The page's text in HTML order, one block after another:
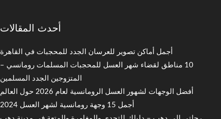
أحدث المقالات
أجمل أماكن تصوير للعرسان الجدد للمحجبات في القاهرة
10 مناطق لقضاء شهر العسل للمحجبات المسلمات رومانسي –
المتزوجين الجدد المسلمين
أفضل الوجهات لشهور العسل الرومانسية لعام 2026 حول العالم
أجمل 15 وجهة رومانسية لشهر العسل 2024